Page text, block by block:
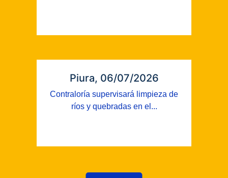
Piura, 06/07/2026
Contraloría supervisará limpieza de
ríos y quebradas en el...